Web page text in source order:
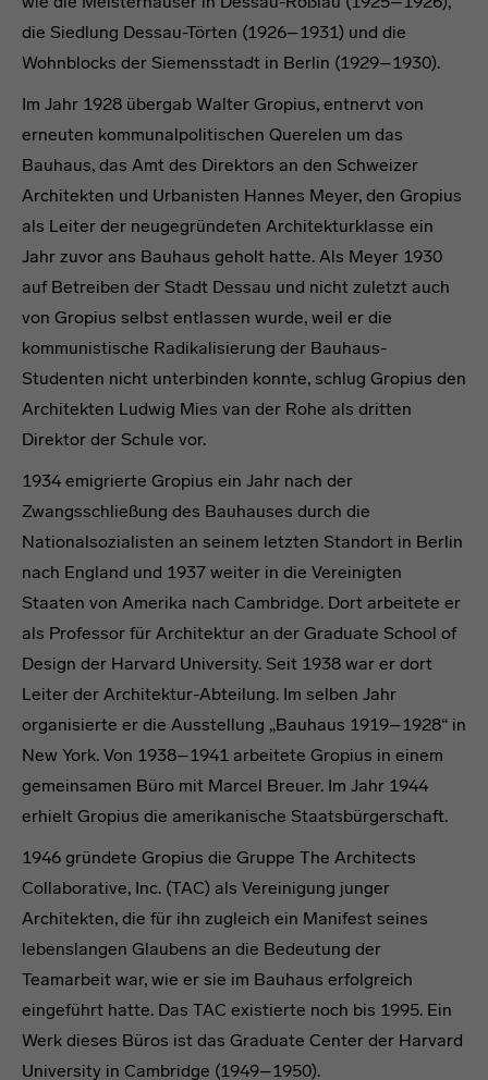
die Siedlung Dessau-Törten (1926–1931) und die
Wohnblocks der Siemensstadt in Berlin (1929–1930).
Im Jahr 1928 übergab Walter Gropius, entnervt von
erneuten kommunalpolitischen Querelen um das
Bauhaus, das Amt des Direktors an den Schweizer
Architekten und Urbanisten Hannes Meyer, den Gropius
als Leiter der neugegründeten Architekturklasse ein
Jahr zuvor ans Bauhaus geholt hatte. Als Meyer 1930
auf Betreiben der Stadt Dessau und nicht zuletzt auch
von Gropius selbst entlassen wurde, weil er die
kommunistische Radikalisierung der Bauhaus-
Studenten nicht unterbinden konnte, schlug Gropius den
Architekten Ludwig Mies van der Rohe als dritten
Direktor der Schule vor.
1934 emigrierte Gropius ein Jahr nach der
Zwangsschließung des Bauhauses durch die
Nationalsozialisten an seinem letzten Standort in Berlin
nach England und 1937 weiter in die Vereinigten
Staaten von Amerika nach Cambridge. Dort arbeitete er
als Professor für Architektur an der Graduate School of
Design der Harvard University. Seit 1938 war er dort
Leiter der Architektur-Abteilung. Im selben Jahr
organisierte er die Ausstellung „Bauhaus 1919–1928“ in
New York. Von 1938–1941 arbeitete Gropius in einem
gemeinsamen Büro mit Marcel Breuer. Im Jahr 1944
erhielt Gropius die amerikanische Staatsbürgerschaft.
1946 gründete Gropius die Gruppe The Architects
Collaborative, Inc. (TAC) als Vereinigung junger
Architekten, die für ihn zugleich ein Manifest seines
lebenslangen Glaubens an die Bedeutung der
Teamarbeit war, wie er sie im Bauhaus erfolgreich
eingeführt hatte. Das TAC existierte noch bis 1995. Ein
Werk dieses Büros ist das Graduate Center der Harvard
University in Cambridge (1949–1950).